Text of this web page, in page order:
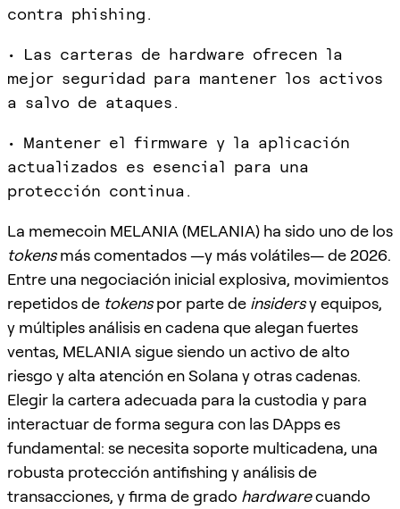
contra phishing.
• Las carteras de hardware ofrecen la
mejor seguridad para mantener los activos
a salvo de ataques.
• Mantener el firmware y la aplicación
actualizados es esencial para una
protección continua.
La memecoin MELANIA (MELANIA) ha sido uno de los
tokensmás comentados —y más volátiles— de 2026.
Entre una negociación inicial explosiva, movimientos
repetidos de tokenspor parte de insidersy equipos,
y múltiples análisis en cadena que alegan fuertes
ventas, MELANIA sigue siendo un activo de alto
riesgo y alta atención en Solana y otras cadenas.
Elegir la cartera adecuada para la custodia y para
interactuar de forma segura con las DApps es
fundamental: se necesita soporte multicadena, una
robusta protección antifishing y análisis de
transacciones, y firma de grado hardwarecuando